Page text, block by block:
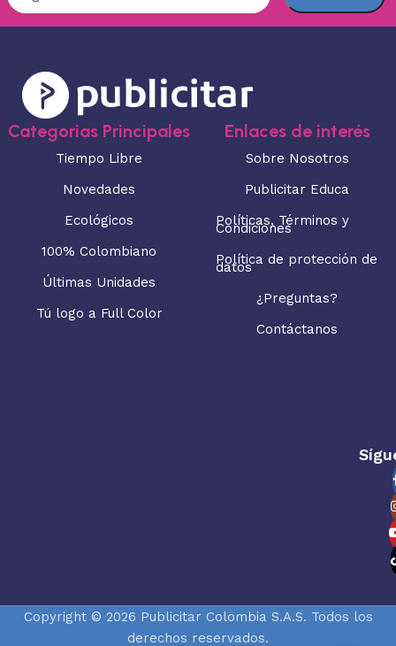
Categorias Principales
Tiempo Libre
Novedades
Ecológicos
100% Colombiano
Últimas Unidades
Tú logo a Full Color
Enlaces de interés
Sobre Nosotros
Publicitar Educa
Políticas, Términos y
Condiciones
Política de protección de
datos
¿Preguntas?
Contáctanos
Copyright © 2026 Publicitar Colombia S.A.S. Todos los
derechos reservados.